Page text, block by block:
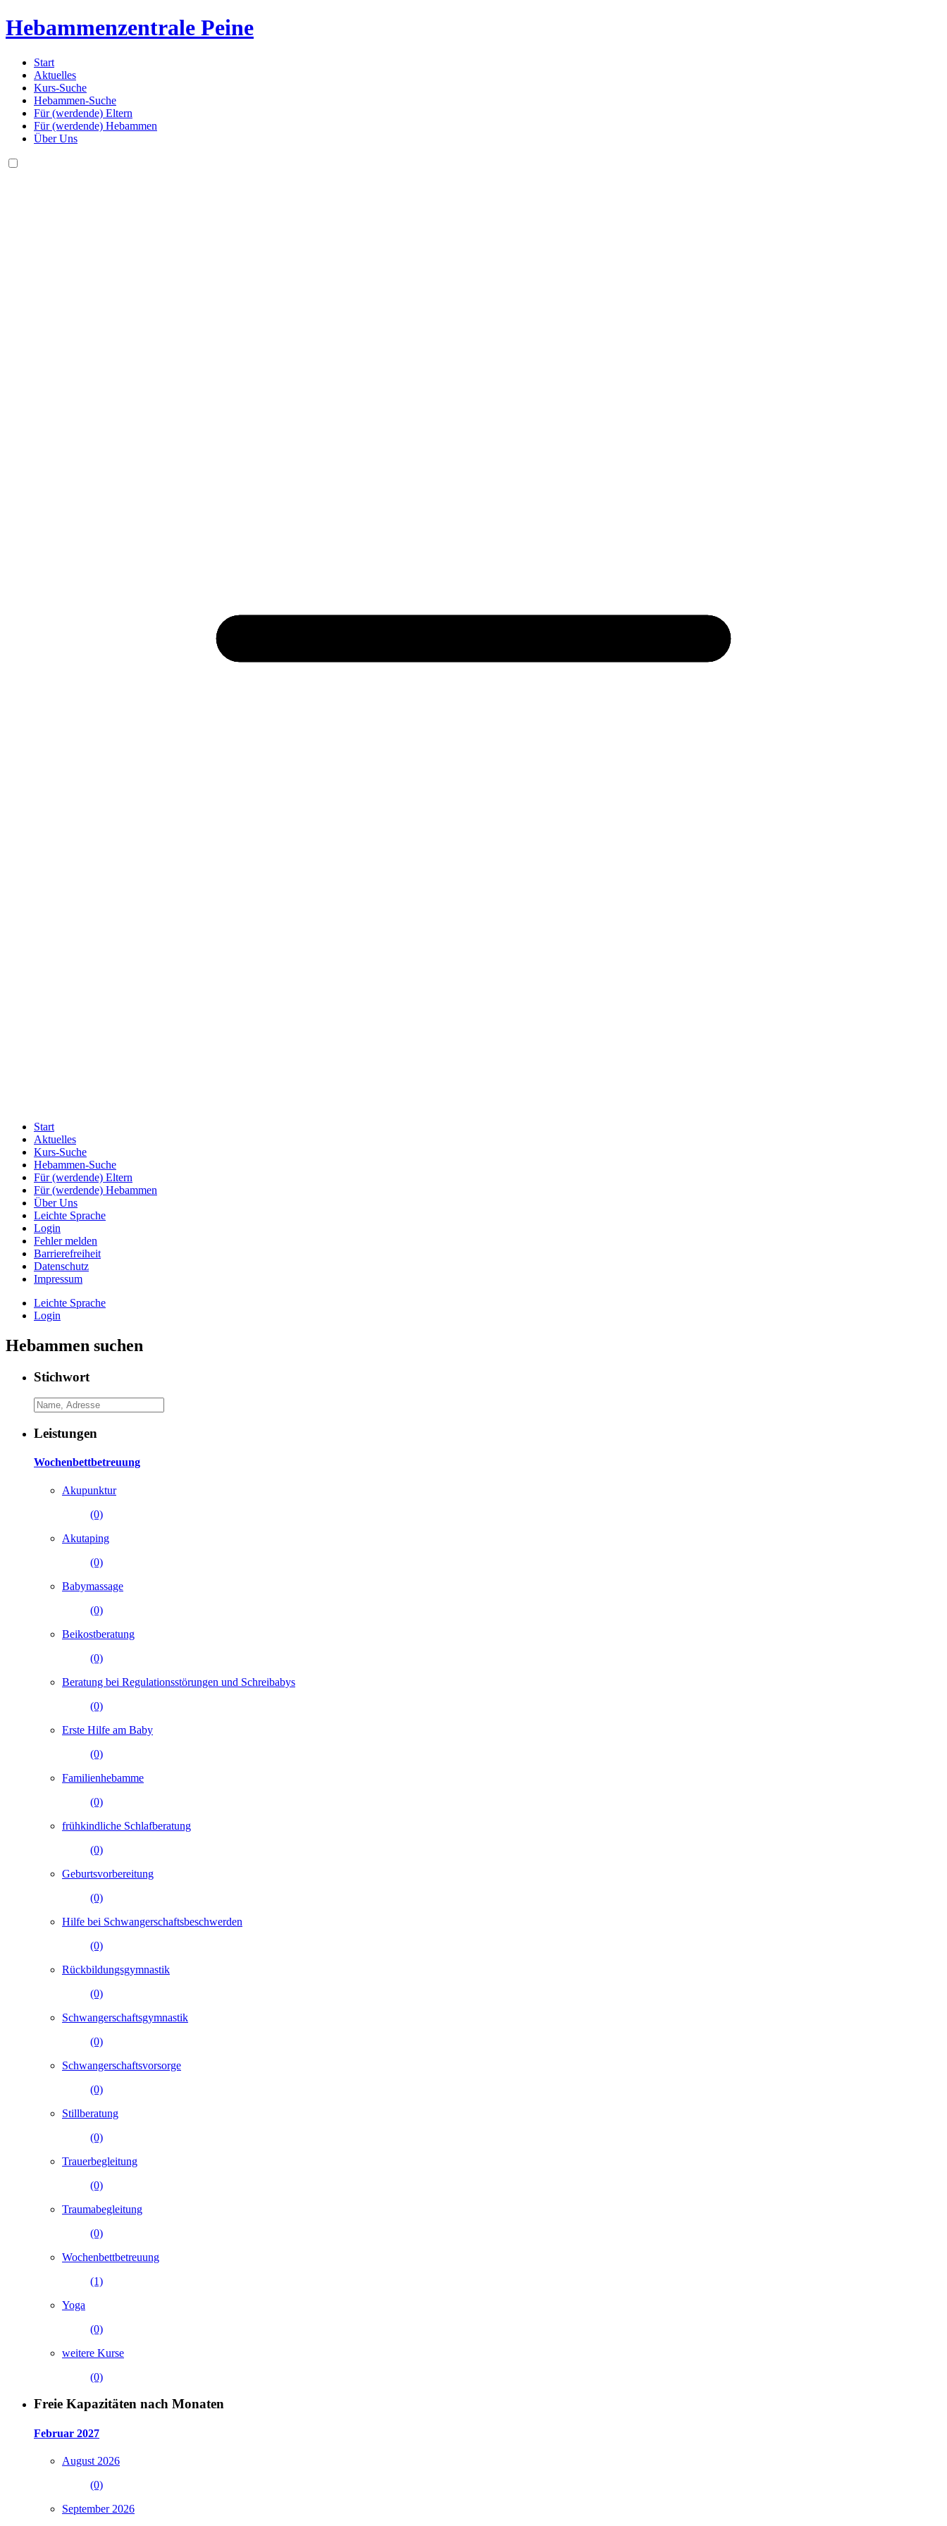
Hebammenzentrale Peine
Start
Aktuelles
Kurs-Suche
Hebammen-Suche
Für (werdende) Eltern
Für (werdende) Hebammen
Über Uns
Start
Aktuelles
Kurs-Suche
Hebammen-Suche
Für (werdende) Eltern
Für (werdende) Hebammen
Über Uns
Leichte Sprache
Login
Fehler melden
Barrierefreiheit
Datenschutz
Impressum
Leichte Sprache
Login
Hebammen suchen
Stichwort
Leistungen
Wochenbettbetreuung
Akupunktur
(0)
Akutaping
(0)
Babymassage
(0)
Beikostberatung
(0)
Beratung bei Regulationsstörungen und Schreibabys
(0)
Erste Hilfe am Baby
(0)
Familienhebamme
(0)
frühkindliche Schlafberatung
(0)
Geburtsvorbereitung
(0)
Hilfe bei Schwangerschaftsbeschwerden
(0)
Rückbildungsgymnastik
(0)
Schwangerschaftsgymnastik
(0)
Schwangerschaftsvorsorge
(0)
Stillberatung
(0)
Trauerbegleitung
(0)
Traumabegleitung
(0)
Wochenbettbetreuung
(1)
Yoga
(0)
weitere Kurse
(0)
Freie Kapazitäten nach Monaten
Februar 2027
August 2026
(0)
September 2026